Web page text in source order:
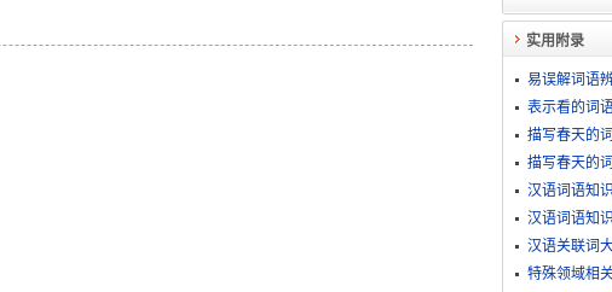
实用附录
易误解词语
表示看的词
描写春天的
描写春天的
汉语词语知
汉语词语知
汉语关联词
特殊领域相